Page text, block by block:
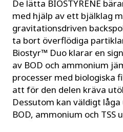
De lätta BIOSTYRENE
med hjälp av ett bjälklag
gravitationsdriven
ta bort överflödiga
Biostyr™ Duo klarar en
av BOD och ammonium
processer med biologiska
att för den delen kräva
Dessutom kan väldigt
BOD, ammonium och TSS